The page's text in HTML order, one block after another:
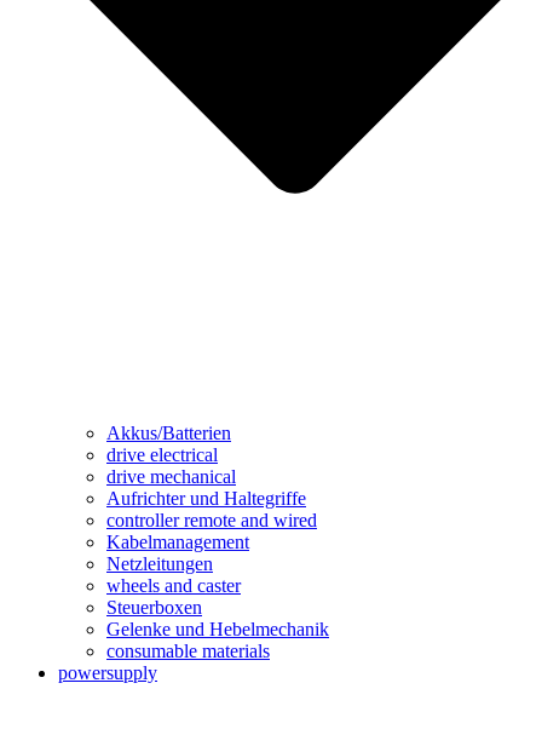
Akkus/Batterien
drive electrical
drive mechanical
Aufrichter und Haltegriffe
controller remote and wired
Kabelmanagement
Netzleitungen
wheels and caster
Steuerboxen
Gelenke und Hebelmechanik
consumable materials
powersupply